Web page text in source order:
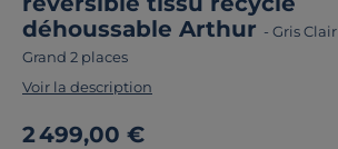
déhoussable Arthur - Gris Clair
Grand 2 places
Voir la description
2 499,00 €